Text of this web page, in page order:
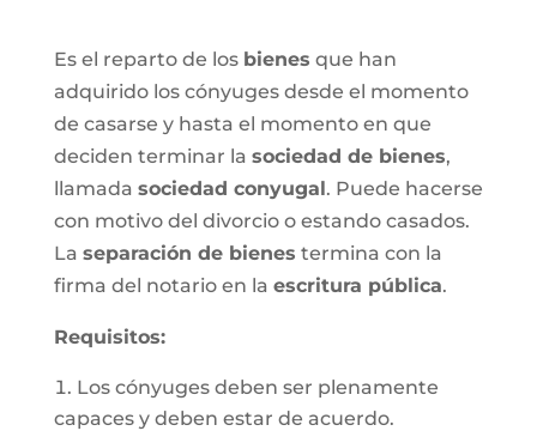
Es el reparto de los bienes que han
adquirido los cónyuges desde el momento
de casarse y hasta el momento en que
deciden terminar la sociedad de bienes,
llamada sociedad conyugal. Puede hacerse
con motivo del divorcio o estando casados.
La separación de bienes termina con la
firma del notario en la escritura pública.
Requisitos:
Los cónyuges deben ser plenamente
capaces y deben estar de acuerdo.